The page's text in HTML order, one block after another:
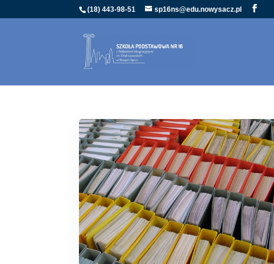
(18) 443-98-51 sp16ns@edu.nowysacz.pl